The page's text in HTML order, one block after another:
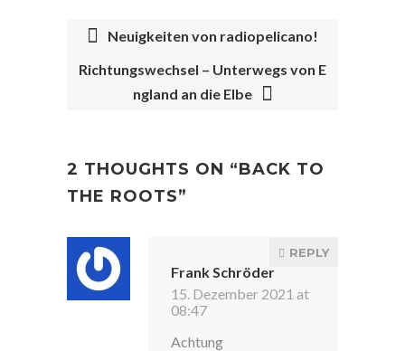
POST
NAVIGATION
Neuigkeiten von radiopelicano!
Richtungswechsel – Unterwegs von E
ngland an die Elbe
2 THOUGHTS ON “BACK TO
THE ROOTS”
Frank Schröder
15. Dezember 2021 at
08:47
REPLY
Achtung